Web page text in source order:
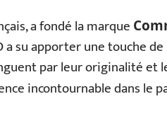
a fondé la marque
a su apporter une touche
par leur originalité et
incontournable dans le